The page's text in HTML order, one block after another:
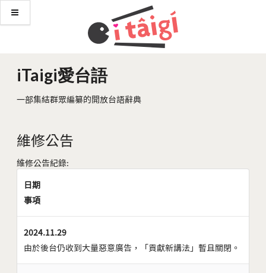
iTaigi愛台語
一部集結群眾編纂的開放台語辭典
維修公告
維修公告紀錄:
日期
事項
2024.11.29
由於後台仍收到大量惡意廣告，「貢獻新講法」暫且關閉。